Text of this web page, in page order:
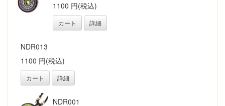
1100 円(税込)
カート 詳細
NDR013
1100 円(税込)
カート 詳細
NDR001